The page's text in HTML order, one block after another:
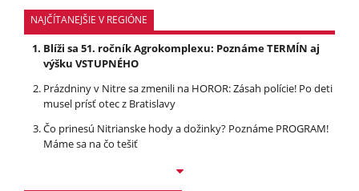
NAJČÍTANEJŠIE V REGIÓNE
Blíži sa 51. ročník Agrokomplexu: Poznáme TERMÍN aj
výšku VSTUPNÉHO
Prázdniny v Nitre sa zmenili na HOROR: Zásah polície! Po deti
musel prísť otec z Bratislavy
Čo prinesú Nitrianske hody a dožinky? Poznáme PROGRAM!
Máme sa na čo tešiť